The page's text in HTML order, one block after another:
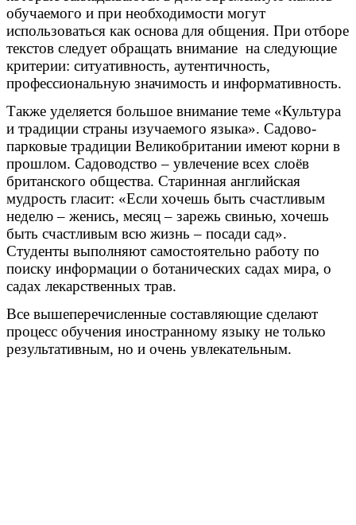
обучаемого и при необходимости могут
использоваться как основа для общения. При отборе
текстов следует обращать внимание на следующие
критерии: ситуативность, аутентичность,
профессиональную значимость и информативность.
Также уделяется большое внимание теме «Культура
и традиции страны изучаемого языка». Садово-
парковые традиции Великобритании имеют корни в
прошлом. Садоводство – увлечение всех слоёв
британского общества. Старинная английская
мудрость гласит: «Если хочешь быть счастливым
неделю – женись, месяц – зарежь свинью, хочешь
быть счастливым всю жизнь – посади сад».
Студенты выполняют самостоятельно работу по
поиску информации о ботанических садах мира, о
садах лекарственных трав.
Все вышеперечисленные составляющие сделают
процесс обучения иностранному языку не только
результативным, но и очень увлекательным.